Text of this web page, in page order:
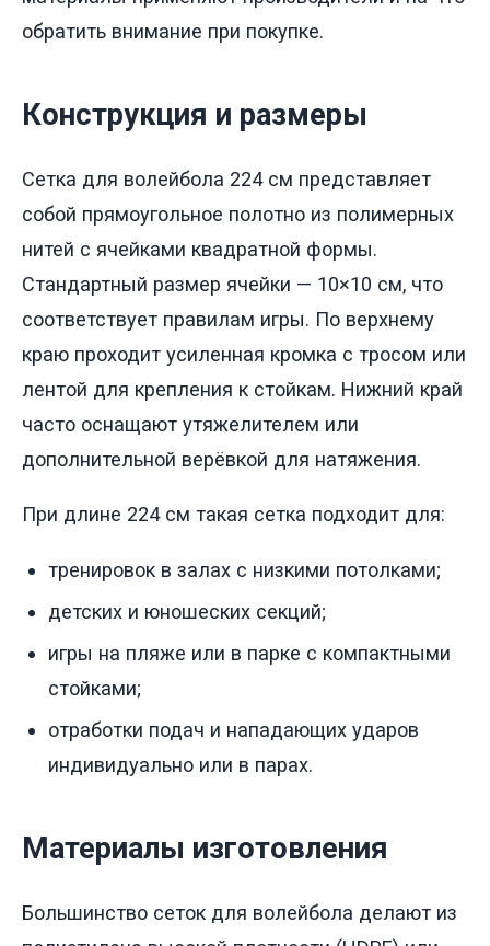
обратить внимание при покупке.
Конструкция и размеры
Сетка для волейбола 224 см представляет
собой прямоугольное полотно из полимерных
нитей с ячейками квадратной формы.
Стандартный размер ячейки — 10×10 см, что
соответствует правилам игры. По верхнему
краю проходит усиленная кромка с тросом или
лентой для крепления к стойкам. Нижний край
часто оснащают утяжелителем или
дополнительной верёвкой для натяжения.
При длине 224 см такая сетка подходит для:
тренировок в залах с низкими потолками;
детских и юношеских секций;
игры на пляже или в парке с компактными
стойками;
отработки подач и нападающих ударов
индивидуально или в парах.
Материалы изготовления
Большинство сеток для волейбола делают из